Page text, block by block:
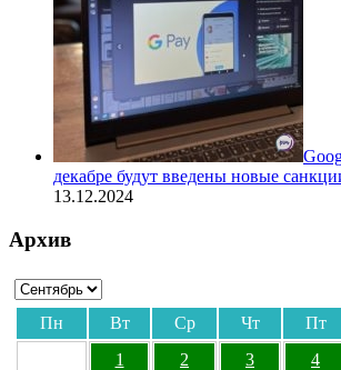
декабре будут введены новые
13.12.2024
Архив
Пн Вт Ср Чт Пт
1
2 3 4